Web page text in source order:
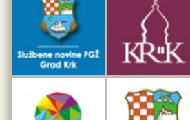
Dar iz Krka
Interpretacijski centar pomorske baštine